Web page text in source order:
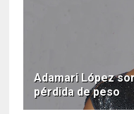
Adamari López
pérdida de peso